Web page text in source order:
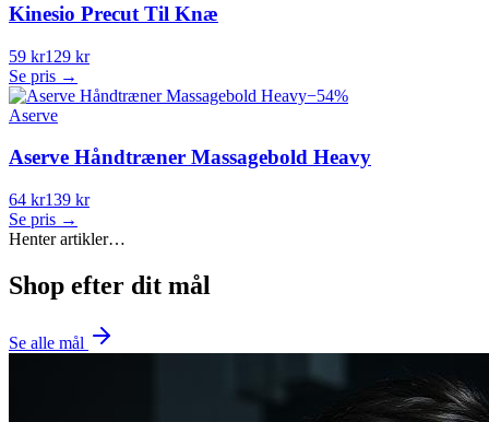
Kinesio Precut Til Knæ
59 kr129 kr
Se pris →
−54%
Aserve
Aserve Håndtræner Massagebold Heavy
64 kr139 kr
Se pris →
Henter artikler…
Shop efter dit mål
Se alle mål